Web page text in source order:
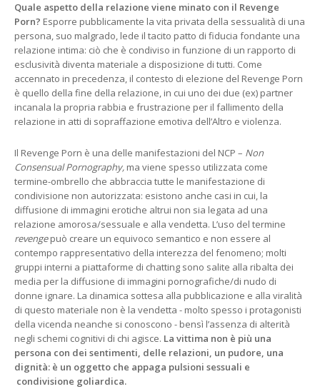
Quale aspetto della relazione viene minato con il Revenge
Porn? Esporre pubblicamente la vita privata della sessualità di una
persona, suo malgrado, lede il tacito patto di fiducia fondante una
relazione intima: ciò che è condiviso in funzione di un rapporto di
esclusività diventa materiale a disposizione di tutti. Come
accennato in precedenza, il contesto di elezione del Revenge Porn
è quello della fine della relazione, in cui uno dei due (ex) partner
incanala la propria rabbia e frustrazione per il fallimento della
relazione in atti di sopraffazione emotiva dell’Altro e violenza.
Il Revenge Porn è una delle manifestazioni del NCP – Non
Consensual Pornography, ma viene spesso utilizzata come
termine-ombrello che abbraccia tutte le manifestazione di
condivisione non autorizzata: esistono anche casi in cui, la
diffusione di immagini erotiche altrui non sia legata ad una
relazione amorosa/sessuale e alla vendetta. L’uso del termine
revengepuò creare un equivoco semantico e non essere al
contempo rappresentativo della interezza del fenomeno; molti
gruppi interni a piattaforme di chatting sono salite alla ribalta dei
media per la diffusione di immagini pornografiche/di nudo di
donne ignare. La dinamica sottesa alla pubblicazione e alla viralità
di questo materiale non è la vendetta - molto spesso i protagonisti
della vicenda neanche si conoscono - bensì l’assenza di alterità
negli schemi cognitivi di chi agisce. La vittima non è più una
persona con dei sentimenti, delle relazioni, un pudore, una
dignità: è un oggetto che appaga pulsioni sessuali e
condivisione goliardica.